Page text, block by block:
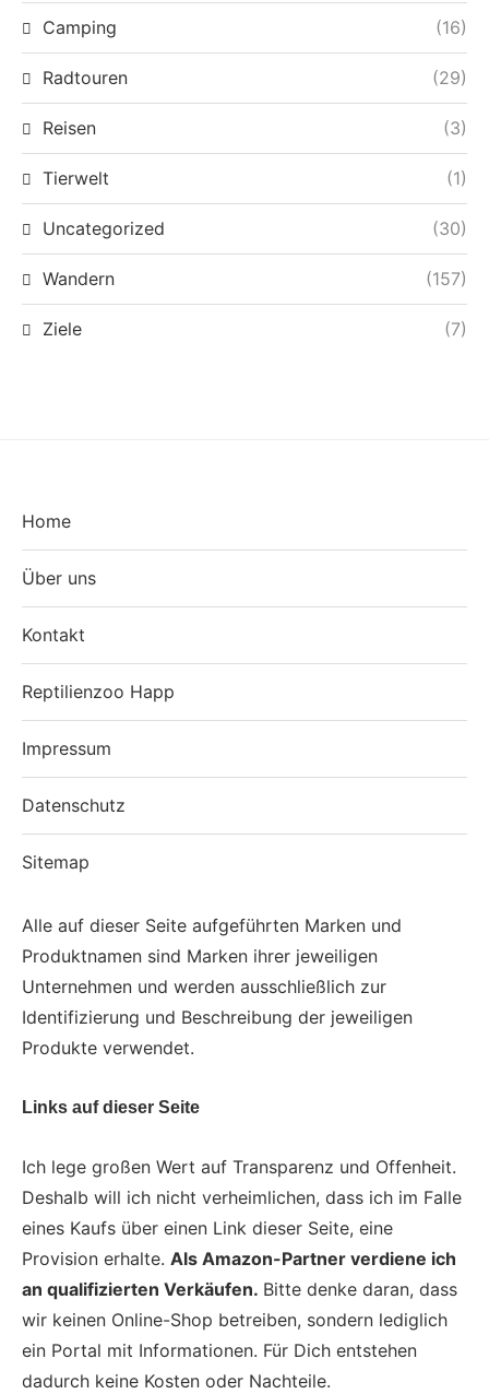
Camping (16)
Radtouren (29)
Reisen (3)
Tierwelt (1)
Uncategorized (30)
Wandern (157)
Ziele (7)
Home
Über uns
Kontakt
Reptilienzoo Happ
Impressum
Datenschutz
Sitemap
Alle auf dieser Seite aufgeführten Marken und
Produktnamen sind Marken ihrer jeweiligen
Unternehmen und werden ausschließlich zur
Identifizierung und Beschreibung der jeweiligen
Produkte verwendet.
Links auf dieser Seite
Ich lege großen Wert auf Transparenz und Offenheit.
Deshalb will ich nicht verheimlichen, dass ich im Falle
eines Kaufs über einen Link dieser Seite, eine
Provision erhalte. Als Amazon-Partner verdiene ich
an qualifizierten Verkäufen. Bitte denke daran, dass
wir keinen Online-Shop betreiben, sondern lediglich
ein Portal mit Informationen. Für Dich entstehen
dadurch keine Kosten oder Nachteile.